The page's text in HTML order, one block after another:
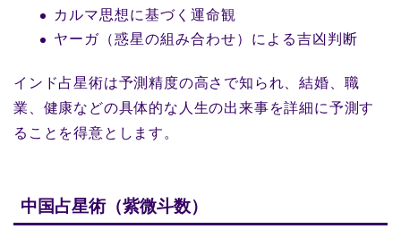
カルマ思想に基づく運命観
ヤーガ（惑星の組み合わせ）による吉凶判断
インド占星術は予測精度の高さで知られ、結婚、職
業、健康などの具体的な人生の出来事を詳細に予測す
ることを得意とします。
中国占星術（紫微斗数）